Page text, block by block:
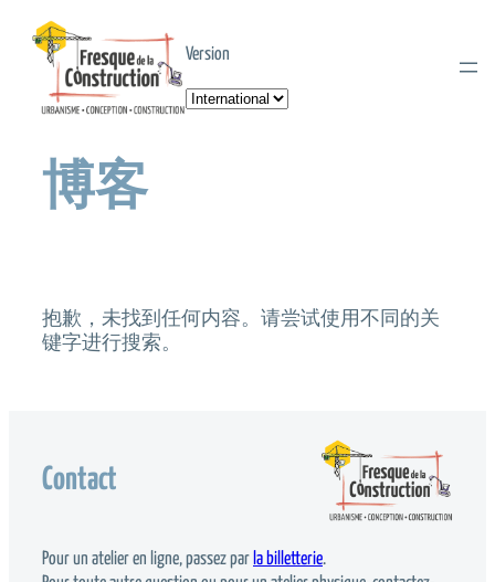
Version
选
博客
抱歉，未找到任何内容。请尝试使用不同的关
键字进行搜索。
Contact
Pour un atelier en ligne, passez par la billetterie.